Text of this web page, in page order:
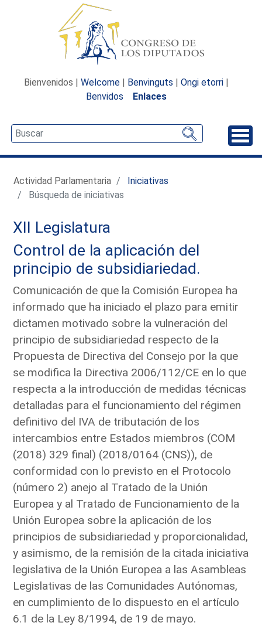
Bienvenidos | Welcome | Benvinguts | Ongi etorri |
Benvidos
Enlaces
Actividad Parlamentaria
Iniciativas
Búsqueda de iniciativas
XII Legislatura
Control de la aplicación del
principio de subsidiariedad.
Comunicación de que la Comisión Europea ha
informado que ha iniciado el plazo para emitir
dictamen motivado sobre la vulneración del
principio de subsidiariedad respecto de la
Propuesta de Directiva del Consejo por la que
se modifica la Directiva 2006/112/CE en lo que
respecta a la introducción de medidas técnicas
detalladas para el funcionamiento del régimen
definitivo del IVA de tributación de los
intercambios entre Estados miembros (COM
(2018) 329 final) (2018/0164 (CNS)), de
conformidad con lo previsto en el Protocolo
(número 2) anejo al Tratado de la Unión
Europea y al Tratado de Funcionamiento de la
Unión Europea sobre la aplicación de los
principios de subsidiariedad y proporcionalidad,
y asimismo, de la remisión de la citada iniciativa
legislativa de la Unión Europea a las Asambleas
Legislativas de las Comunidades Autónomas,
en cumplimiento de lo dispuesto en el artículo
6.1 de la Ley 8/1994, de 19 de mayo.